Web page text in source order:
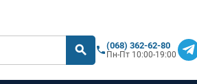
search phone(068) 362-62-80
Пн-Пт 10:00-19:00